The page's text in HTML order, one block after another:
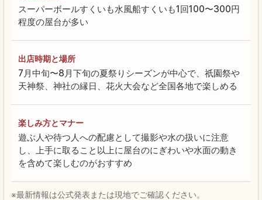
スーパーボールすくいも水風船すくいも1回100〜300円
程度の屋台が多い
出店時期と場所
7月中旬〜8月下旬の夏祭りシーズンが中心で、祇園祭や
天神祭、神社の縁日、花火大会など全国各地で楽しめる
楽しみ方とマナー
遊ぶ人や待つ人への配慮として撮影や水の扱いに注意
し、上手に取ること以上に屋台のにぎわいや水面の動き
を含めて楽しむのがおすすめ
※最新情報は公式発表または現地でご確認ください。